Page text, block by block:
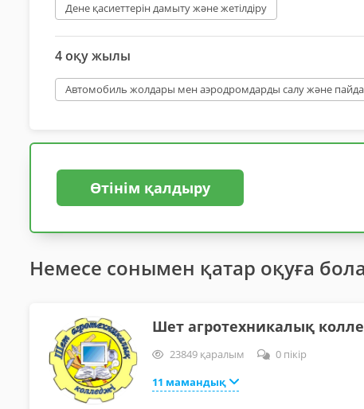
Дене қасиеттерін дамыту және жетілдіру
4 оқу жылы
Автомобиль жолдары мен аэродромдарды салу және
Өтінім қалдыру
Немесе сонымен қатар оқуға
Шет агротехникалық
23849 қаралым
0 пікір
11 мамандық